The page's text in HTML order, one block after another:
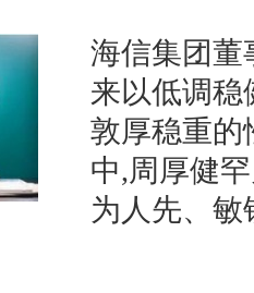
海信集团董
来以低调稳
敦厚稳重的
中,周厚健
为人先、敏